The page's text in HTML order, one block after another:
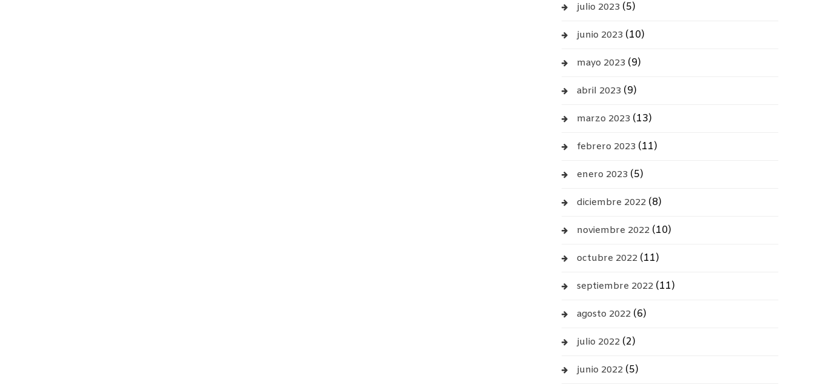
julio 2023 (5)
junio 2023 (10)
mayo 2023 (9)
abril 2023 (9)
marzo 2023 (13)
febrero 2023 (11)
enero 2023 (5)
diciembre 2022 (8)
noviembre 2022 (10)
octubre 2022 (11)
septiembre 2022 (11)
agosto 2022 (6)
julio 2022 (2)
junio 2022 (5)